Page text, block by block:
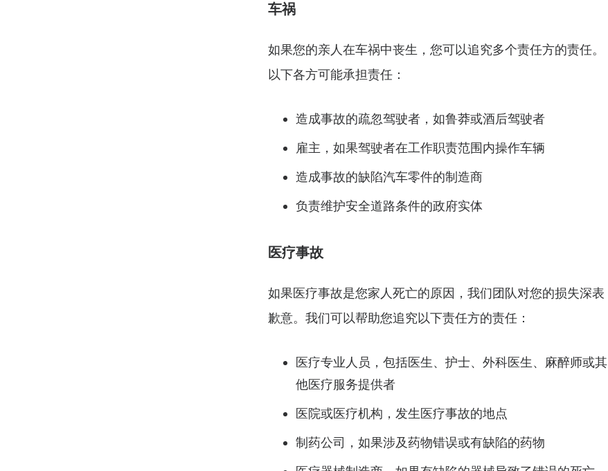
车祸
如果您的亲人在车祸中丧生，您可以追究多个责任方的责任。
以下各方可能承担责任：
造成事故的疏忽驾驶者，如鲁莽或酒后驾驶者
雇主，如果驾驶者在工作职责范围内操作车辆
造成事故的缺陷汽车零件的制造商
负责维护安全道路条件的政府实体
医疗事故
如果医疗事故是您家人死亡的原因，我们团队对您的损失深表
歉意。我们可以帮助您追究以下责任方的责任：
医疗专业人员，包括医生、护士、外科医生、麻醉师或其
他医疗服务提供者
医院或医疗机构，发生医疗事故的地点
制药公司，如果涉及药物错误或有缺陷的药物